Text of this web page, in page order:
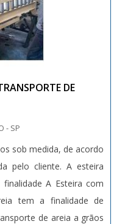
DE
- SP
sob medida, de acordo
pelo cliente. A esteira
A Esteira com
tem a finalidade de
de areia a grãos